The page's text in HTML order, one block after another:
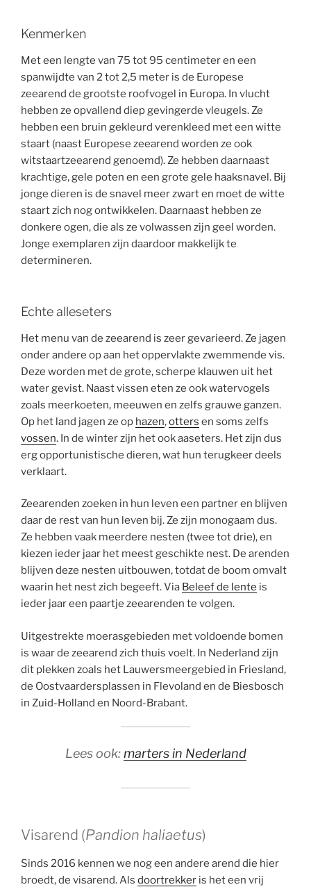
Kenmerken
Met een lengte van 75 tot 95 centimeter en een
spanwijdte van 2 tot 2,5 meter is de Europese
zeearend de grootste roofvogel in Europa. In vlucht
hebben ze opvallend diep gevingerde vleugels. Ze
hebben een bruin gekleurd verenkleed met een witte
staart (naast Europese zeearend worden ze ook
witstaartzeearend genoemd). Ze hebben daarnaast
krachtige, gele poten en een grote gele haaksnavel. Bij
jonge dieren is de snavel meer zwart en moet de witte
staart zich nog ontwikkelen. Daarnaast hebben ze
donkere ogen, die als ze volwassen zijn geel worden.
Jonge exemplaren zijn daardoor makkelijk te
determineren.
Echte alleseters
Het menu van de zeearend is zeer gevarieerd. Ze jagen
onder andere op aan het oppervlakte zwemmende vis.
Deze worden met de grote, scherpe klauwen uit het
water gevist. Naast vissen eten ze ook watervogels
zoals meerkoeten, meeuwen en zelfs grauwe ganzen.
Op het land jagen ze op hazen,otters en soms zelfs
vossen. In de winter zijn het ook aaseters. Het zijn dus
erg opportunistische dieren, wat hun terugkeer deels
verklaart.
Zeearenden zoeken in hun leven een partner en blijven
daar de rest van hun leven bij. Ze zijn monogaam dus.
Ze hebben vaak meerdere nesten (twee tot drie), en
kiezen ieder jaar het meest geschikte nest. De arenden
blijven deze nesten uitbouwen, totdat de boom omvalt
waarin het nest zich begeeft. Via Beleef de lente is
ieder jaar een paartje zeearenden te volgen.
Uitgestrekte moerasgebieden met voldoende bomen
is waar de zeearend zich thuis voelt. In Nederland zijn
dit plekken zoals het Lauwersmeergebied in Friesland,
de Oostvaardersplassen in Flevoland en de Biesbosch
in Zuid-Holland en Noord-Brabant.
Lees ook: marters in Nederland
Visarend (Pandion haliaetus)
Sinds 2016 kennen we nog een andere arend die hier
broedt, de visarend. Als doortrekker is het een vrij